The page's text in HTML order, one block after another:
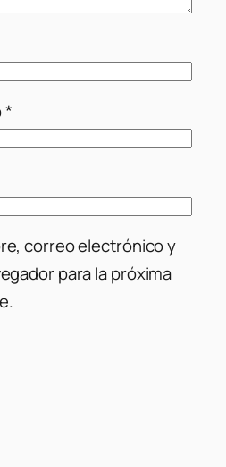
*
correo electrónico y
para la próxima